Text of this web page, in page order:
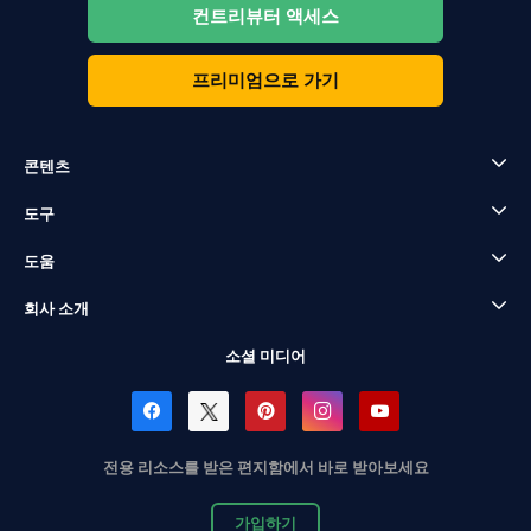
컨트리뷰터 액세스
프리미엄으로 가기
콘텐츠
도구
도움
회사 소개
소셜 미디어
전용 리소스를 받은 편지함에서 바로 받아보세요
가입하기